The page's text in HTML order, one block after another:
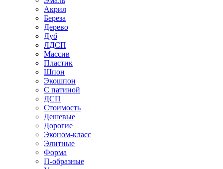
Акрил
Береза
Дерево
Дуб
ЛДСП
Массив
Пластик
Шпон
Экошпон
С патиной
ДСП
Стоимость
Дешевые
Дорогие
Эконом-класс
Элитные
Форма
П-образные